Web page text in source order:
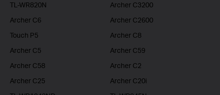
TL-WR820N
Archer C3200
Archer C6
Archer C2600
Touch P5
Archer C8
Archer C5
Archer C59
Archer C58
Archer C2
Archer C25
Archer C20i